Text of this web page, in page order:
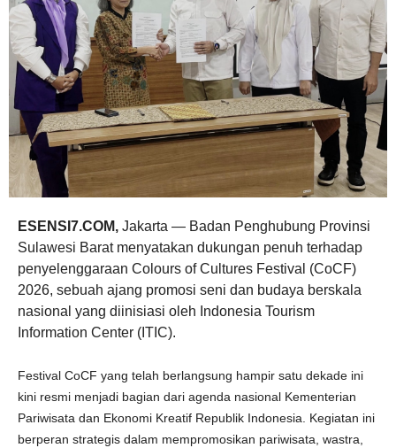
ESENSI7.COM, Jakarta — Badan Penghubung Provinsi
Sulawesi Barat menyatakan dukungan penuh terhadap
penyelenggaraan Colours of Cultures Festival (CoCF)
2026, sebuah ajang promosi seni dan budaya berskala
nasional yang diinisiasi oleh Indonesia Tourism
Information Center (ITIC).
Festival CoCF yang telah berlangsung hampir satu dekade ini
kini resmi menjadi bagian dari agenda nasional Kementerian
Pariwisata dan Ekonomi Kreatif Republik Indonesia. Kegiatan ini
berperan strategis dalam mempromosikan pariwisata, wastra,